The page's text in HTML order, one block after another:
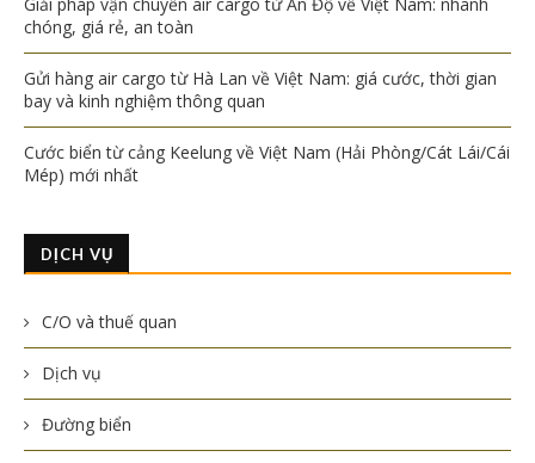
Giải pháp vận chuyển air cargo từ Ấn Độ về Việt Nam: nhanh
chóng, giá rẻ, an toàn
Gửi hàng air cargo từ Hà Lan về Việt Nam: giá cước, thời gian
bay và kinh nghiệm thông quan
Cước biển từ cảng Keelung về Việt Nam (Hải Phòng/Cát Lái/Cái
Mép) mới nhất
DỊCH VỤ
C/O và thuế quan
Dịch vụ
Đường biển